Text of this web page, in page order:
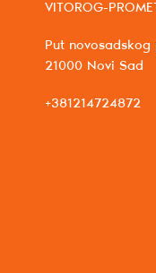
VITOROG-
Put
21000 Novi Sad
+381214724872